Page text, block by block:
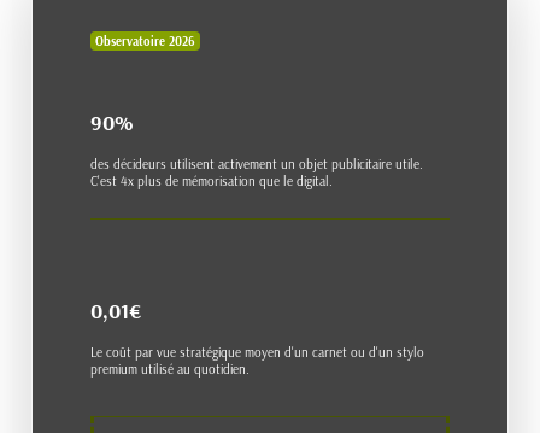
Observatoire 2026
90%
des décideurs utilisent activement un objet publicitaire utile.
C'est 4x plus de mémorisation que le digital.
0,01€
Le coût par vue stratégique moyen d'un carnet ou d'un stylo
premium utilisé au quotidien.